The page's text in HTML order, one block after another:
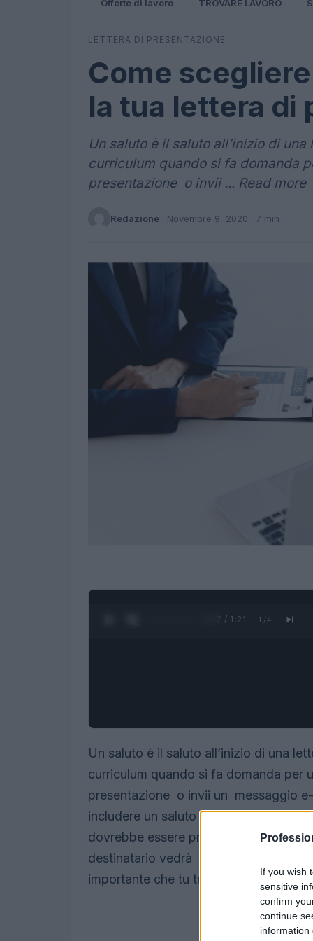
If you wish
sensitive
confirm
continue
information
Offerte di lavoro TROVARE LAVORO
LETTERA DI PRESENTAZIONE
Come
la tua lettera di
Un saluto è il saluto all’inizio di
curriculum quando si fa domanda
presentazione o invii ... Read more
Redazione · Novembre 9, 2020 · 7 min
0:28 / 1:21 1 /4
Un saluto è il saluto all’inizio di una
curriculum quando si fa domanda per
presentazione o invii un messaggio
includere un saluto appropriato
dovrebbe essere professionale e
destinatario vedrà quando leggerà la
importante che tu trasmetta il livello